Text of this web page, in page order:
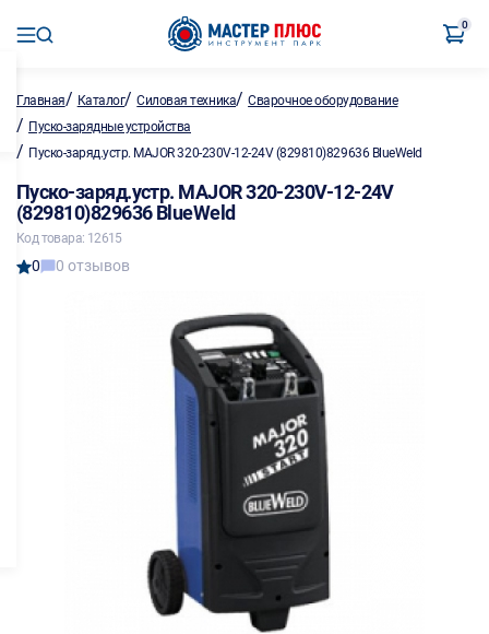
0
Главная/ Каталог/Силовая техника/Сварочное оборудование
/ Пуско-зарядные устройства
/ Пуско-заряд.устр. MAJOR 320-230V-12-24V (829810)829636 BlueWeld
Пуско-заряд.устр. MAJOR 320-230V-12-24V
(829810)829636 BlueWeld
Код товара: 12615
0 0 отзывов